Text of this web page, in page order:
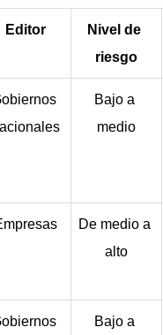
Editor
Nivel de
riesgo
Bajo a
medio
De medio a
alto
Bajo a